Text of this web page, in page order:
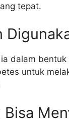
tepat.
dalam
untuk